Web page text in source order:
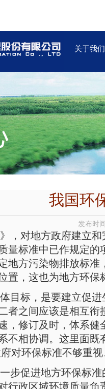
关于我们
我国环
发布时
，对地方政府建立
量标准中已作规定
地方污染物排放标
置，这也为地方环保
目标，是要建立促
者之间应该是相互
，修订及时，体系
不相协调。这里面
对环保标准不够重
步促进地方环保标
行政区域环境质量